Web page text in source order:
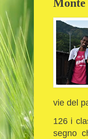
vie del
126 i
segno